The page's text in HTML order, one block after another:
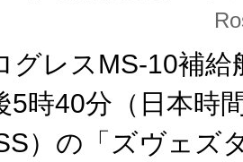
グレスMS-10補
5時40分（日本時
）の「ズヴェ